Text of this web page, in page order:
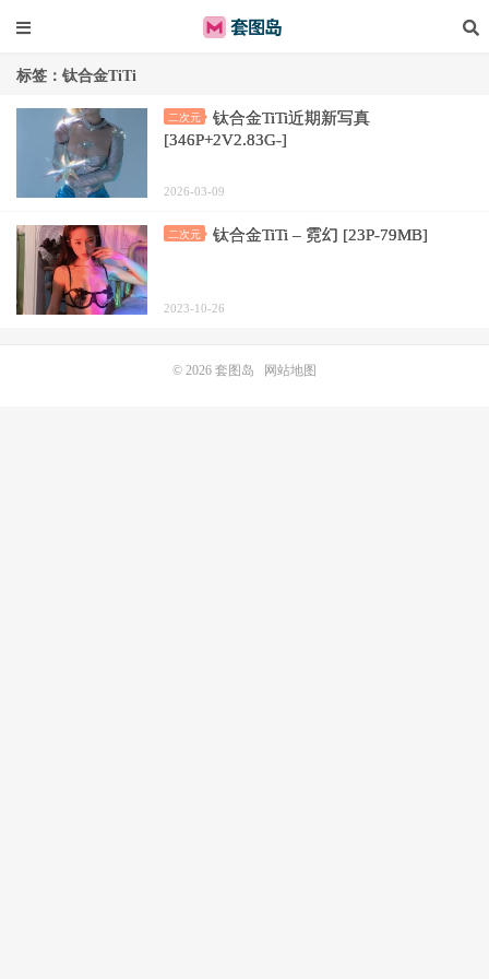
标签：钛合金TiTi
二次元
钛合金TiTi近期新写真
[346P+2V2.83G-]
2026-03-09
二次元 钛合金TiTi – 霓幻 [23P-79MB]
2023-10-26
© 2026 套图岛 网站地图